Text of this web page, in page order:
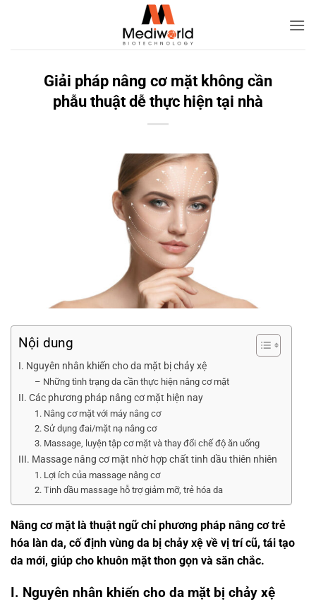
Giải pháp nâng cơ mặt không cần
phẫu thuật dễ thực hiện tại nhà
Nội dung
I. Nguyên nhân khiến cho da mặt bị chảy xệ
– Những tình trạng da cần thực hiện nâng cơ mặt
II. Các phương pháp nâng cơ mặt hiện nay
1. Nâng cơ mặt với máy nâng cơ
2. Sử dụng đai/mặt nạ nâng cơ
3. Massage, luyện tập cơ mặt và thay đổi chế độ ăn uống
III. Massage nâng cơ mặt nhờ hợp chất tinh dầu thiên nhiên
1. Lợi ích của massage nâng cơ
2. Tinh dầu massage hỗ trợ giảm mỡ, trẻ hóa da
Nâng cơ mặt là thuật ngữ chỉ phương pháp nâng cơ trẻ
hóa làn da, cố định vùng da bị chảy xệ về vị trí cũ, tái tạo
da mới, giúp cho khuôn mặt thon gọn và săn chắc.
I. Nguyên nhân khiến cho da mặt bị chảy xệ